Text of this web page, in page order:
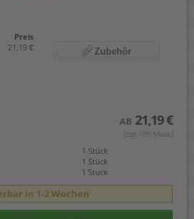
Preis
21,19 € Zubehör
AB 21,19 €
(zzgl. 19% Mwst.)
1 Stück
1 Stück
1 Stück
in 1-2 Wochen